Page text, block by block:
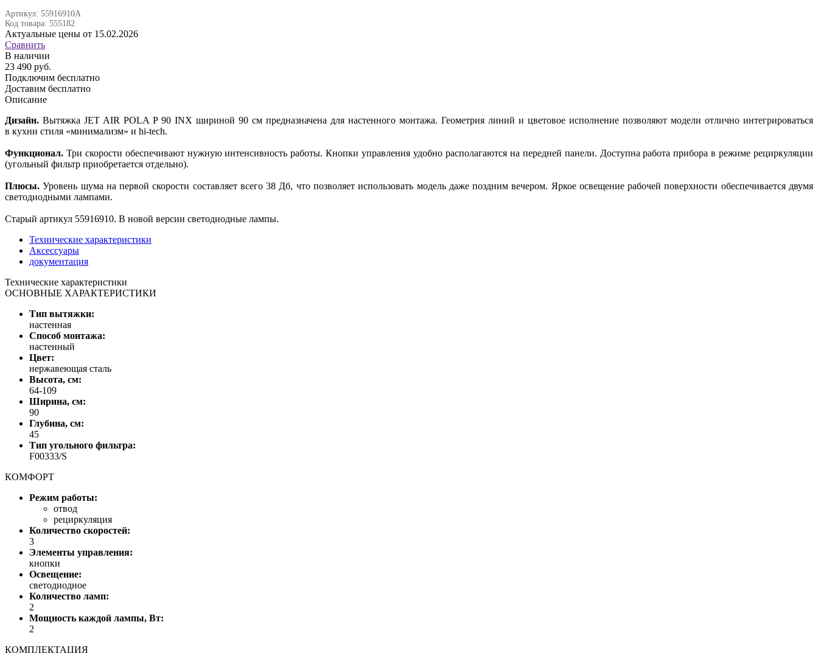
Артикул: 55916910A
Код товара: 555182
Актуальные цены от 15.02.2026
Сравнить
В наличии
23 490 руб.
Подключим бесплатно
Доставим бесплатно
Описание
Дизайн. Вытяжка JET AIR POLA P 90 INX шириной 90 см предназначена для настенного монтажа. Геометрия линий и цветовое исполнение позволяют модели отлично интегрироваться
в кухни стиля «минимализм» и hi-tech.
Функционал. Три скорости обеспечивают нужную интенсивность работы. Кнопки управления удобно располагаются на передней панели. Доступна работа прибора в режиме рециркуляции
(угольный фильтр приобретается отдельно).
Плюсы.Уровень шума на первой скорости составляет всего 38 Дб, что позволяет использовать модель даже поздним вечером. Яркое освещение рабочей поверхности обеспечивается двумя
светодиодными лампами.
Старый артикул 55916910. В новой версии светодиодные лампы.
Технические характеристики
Аксессуары
документация
Технические характеристики
ОСНОВНЫЕ ХАРАКТЕРИСТИКИ
Тип вытяжки:
настенная
Способ монтажа:
настенный
Цвет:
нержавеющая сталь
Высота, см:
64-109
Ширина, см:
90
Глубина, см:
45
Тип угольного фильтра:
F00333/S
КОМФОРТ
Режим работы:
отвод
рециркуляция
Количество скоростей:
3
Элементы управления:
кнопки
Освещение:
светодиодное
Количество ламп:
2
Мощность каждой лампы, Вт:
2
КОМПЛЕКТАЦИЯ